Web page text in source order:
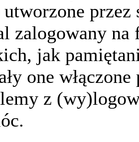
utworzone
zalogowany
jak
one
z